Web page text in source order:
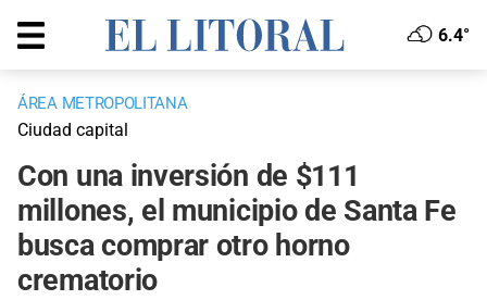
6.4°
ÁREA METROPOLITANA
Ciudad capital
Con una inversión de $111
millones, el municipio de Santa Fe
busca comprar otro horno
crematorio